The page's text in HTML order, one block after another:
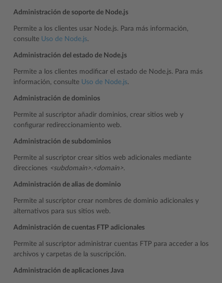
Administración de soporte de Node.js
Permite a los clientes usar Node.js. Para más información,
consulte Uso de Node.js.
Administración del estado de Node.js
Permite a los clientes modificar el estado de Node.js. Para más
información, consulte Uso de Node.js.
Administración de dominios
Permite al suscriptor añadir dominios, crear sitios web y
configurar redireccionamiento web.
Administración de subdominios
Permite al suscriptor crear sitios web adicionales mediante
direcciones <subdomain>.<domain>.
Administración de alias de dominio
Permite al suscriptor crear nombres de dominio adicionales y
alternativos para sus sitios web.
Administración de cuentas FTP adicionales
Permite al suscriptor administrar cuentas FTP para acceder a los
archivos y carpetas de la suscripción.
Administración de aplicaciones Java